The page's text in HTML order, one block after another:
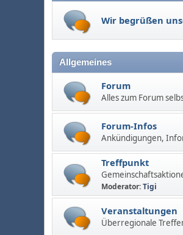
Wir begrüßen
Allgemeines
Forum
Alles zum Forum
Forum-Infos
Ankündigungen,
Treffpunkt
Moderator:Tigi
Veranstaltungen
Überregionale